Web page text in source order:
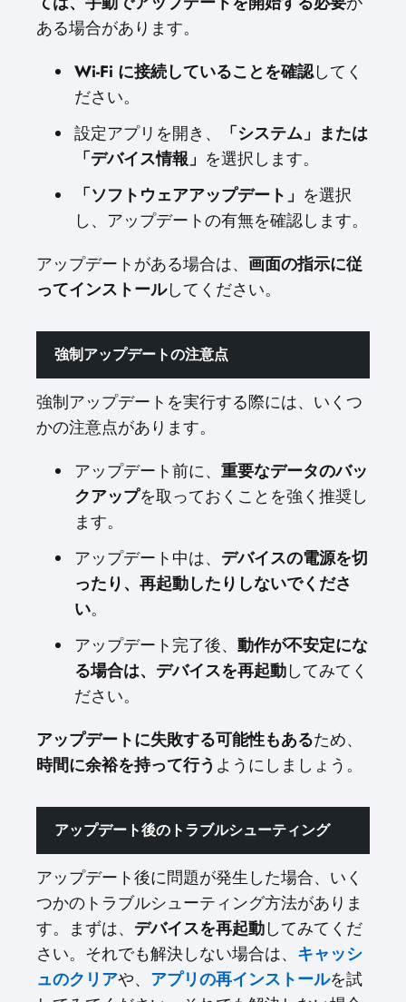
ある場合があります。
Wi-Fi に接続していることを確認してく
ださい。
設定アプリを開き、
「システム」または
「デバイス情報」 を選択します。
「ソフトウェアアップデート」 を選択
し、アップデートの有無を確認します。
アップデートがある場合は、 画面の指示に従
ってインストールしてください。
強制アップデートの注意点
強制アップデートを実行する際には、いくつ
かの注意点があります。
アップデート前に、 重要なデータのバッ
クアップを取っておくことを強く推奨し
ます。
アップデート中は、 デバイスの電源を切
ったり、再起動したりしないでくださ
い。
アップデート完了後、 動作が不安定にな
る場合は、デバイスを再起動してみてく
ださい。
アップデートに失敗する可能性もあるため、
時間に余裕を持って行う ようにしましょう。
アップデート後のトラブルシューティング
アップデート後に問題が発生した場合、いく
つかのトラブルシューティング方法がありま
す。まずは、 デバイスを再起動してみてくだ
さい。それでも解決しない場合は、 キャッシ
ュのクリアや、 アプリの再インストールを試